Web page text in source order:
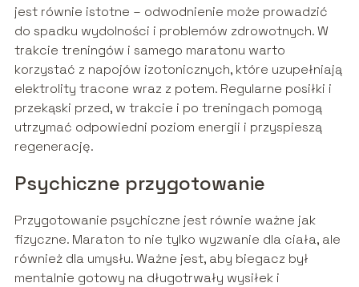
jest równie istotne – odwodnienie może prowadzić
do spadku wydolności i problemów zdrowotnych. W
trakcie treningów i samego maratonu warto
korzystać z napojów izotonicznych, które uzupełniają
elektrolity tracone wraz z potem. Regularne posiłki i
przekąski przed, w trakcie i po treningach pomogą
utrzymać odpowiedni poziom energii i przyspieszą
regenerację.
Psychiczne przygotowanie
Przygotowanie psychiczne jest równie ważne jak
fizyczne. Maraton to nie tylko wyzwanie dla ciała, ale
również dla umysłu. Ważne jest, aby biegacz był
mentalnie gotowy na długotrwały wysiłek i